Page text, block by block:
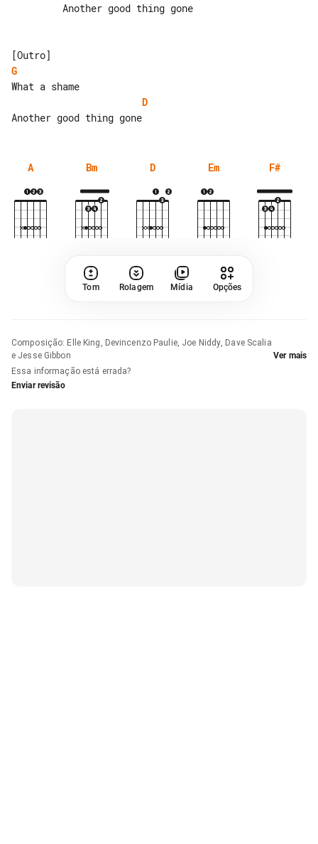
G
D
A Bm D Em F#
Tom Rolagem Mídia Opções
Composição: Elle King, Devincenzo Paulie, Joe Niddy, Dave Scalia
e Jesse Gibbon
Ver mais
Essa informação está errada?
Enviar revisão